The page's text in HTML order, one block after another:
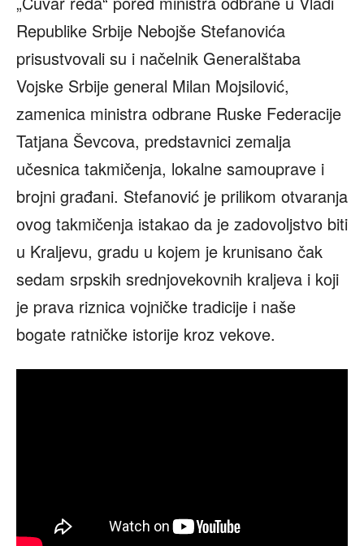
Republike Srbije Nebojše Stefanovića
prisustvovali su i načelnik Generalštaba
Vojske Srbije general Milan Mojsilović,
zamenica ministra odbrane Ruske Federacije
Tatjana Ševcova, predstavnici zemalja
učesnica takmičenja, lokalne samouprave i
brojni građani. Stefanović je prilikom otvaranja
ovog takmičenja istakao da je zadovoljstvo biti
u Kraljevu, gradu u kojem je krunisano čak
sedam srpskih srednjovekovnih kraljeva i koji
je prava riznica vojničke tradicije i naše
bogate ratničke istorije kroz vekove.